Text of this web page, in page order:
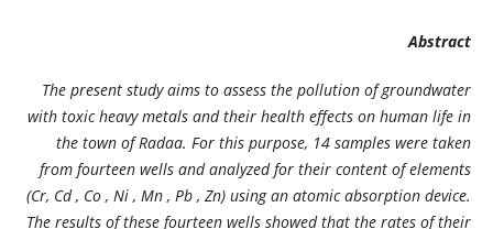
Abstract
The present study aims to assess the pollution of groundwater
with toxic heavy metals and their health effects on human life in
the town of Radaa. For this purpose, 14 samples were taken
from fourteen wells and analyzed for their content of elements
(Cr, Cd , Co , Ni , Mn , Pb , Zn) using an atomic absorption device.
The results of these fourteen wells showed that the rates of their